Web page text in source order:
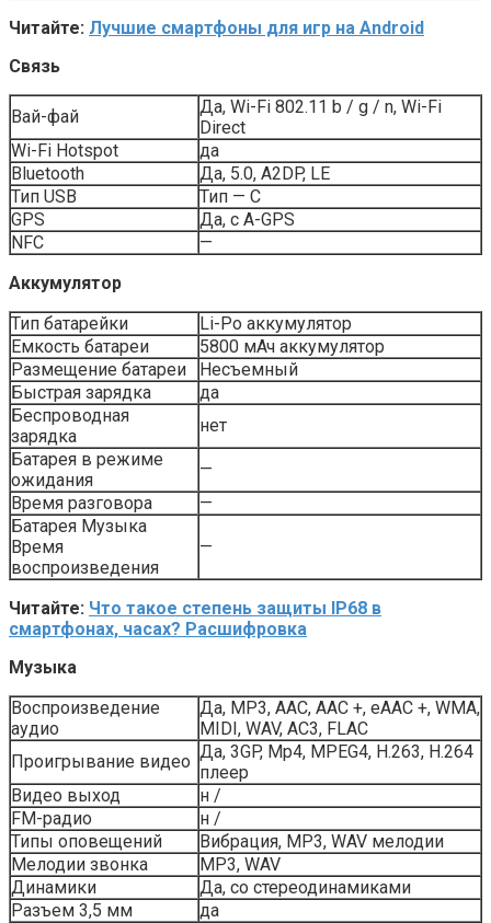
Читайте: Лучшие смартфоны для игр на Android
Связь
Вай-фай
Да, Wi-Fi 802.11 b / g / n, Wi-Fi
Direct
Wi-Fi Hotspot
да
Bluetooth
Да, 5.0, A2DP, LE
Тип USB
Тип — С
GPS
Да, с A-GPS
NFC
—
Аккумулятор
Тип батарейки
Li-Po аккумулятор
Емкость батареи
5800 мАч аккумулятор
Размещение батареи
Несъемный
Быстрая зарядка
да
Беспроводная
зарядка
нет
Батарея в режиме
ожидания
—
Время разговора
—
Батарея Музыка
Время
воспроизведения
—
Читайте: Что такое степень защиты IP68 в
смартфонах, часах? Расшифровка
Музыка
Воспроизведение
аудио
Да, MP3, AAC, AAC +, eAAC +, WMA,
MIDI, WAV, AC3, FLAC
Проигрывание видео Да, 3GP, Mp4, MPEG4, H.263, H.264
плеер
Видео выход
н /
FM-радио
н /
Типы оповещений
Вибрация, MP3, WAV мелодии
Мелодии звонка
MP3, WAV
Динамики
Да, со стереодинамиками
Разъем 3,5 мм
да